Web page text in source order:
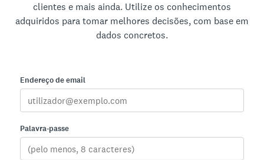
clientes e mais ainda. Utilize os conhecimentos
adquiridos para tomar melhores decisões, com base em
dados concretos.
Endereço de email
Palavra-passe